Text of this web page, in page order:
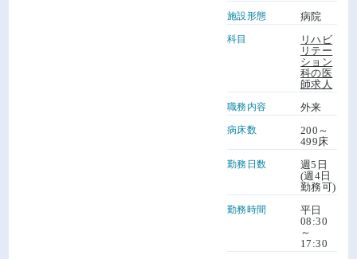
施設形態 病院
科目
リハビ
リテー
ション
科の医
師求人
職務内容 外来
病床数
200～
499床
勤務日数
週5日
(週4日
勤務可)
勤務時間
平日
08:30
～
17:30